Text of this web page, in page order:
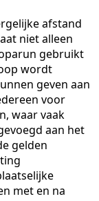
afstand
niet alleen
gebruikt
wordt
geven aan
voor
waar vaak
aan het
gelden
met en na